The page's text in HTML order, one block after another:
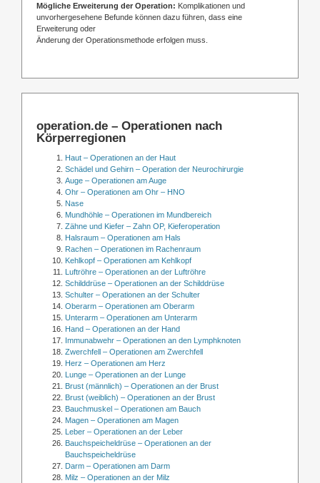
Mögliche Erweiterung der Operation: Komplikationen und
unvorhergesehene Befunde können dazu führen, dass eine
Erweiterung oder
Änderung der Operationsmethode erfolgen muss.
operation.de – Operationen nach
Körperregionen
Haut – Operationen an der Haut
Schädel und Gehirn – Operation der Neurochirurgie
Auge – Operationen am Auge
Ohr – Operationen am Ohr – HNO
Nase
Mundhöhle – Operationen im Mundbereich
Zähne und Kiefer – Zahn OP, Kieferoperation
Halsraum – Operationen am Hals
Rachen – Operationen im Rachenraum
Kehlkopf – Operationen am Kehlkopf
Luftröhre – Operationen an der Luftröhre
Schilddrüse – Operationen an der Schilddrüse
Schulter – Operationen an der Schulter
Oberarm – Operationen am Oberarm
Unterarm – Operationen am Unterarm
Hand – Operationen an der Hand
Immunabwehr – Operationen an den Lymphknoten
Zwerchfell – Operationen am Zwerchfell
Herz – Operationen am Herz
Lunge – Operationen an der Lunge
Brust (männlich) – Operationen an der Brust
Brust (weiblich) – Operationen an der Brust
Bauchmuskel – Operationen am Bauch
Magen – Operationen am Magen
Leber – Operationen an der Leber
Bauchspeicheldrüse – Operationen an der
Bauchspeicheldrüse
Darm – Operationen am Darm
Milz – Operationen an der Milz